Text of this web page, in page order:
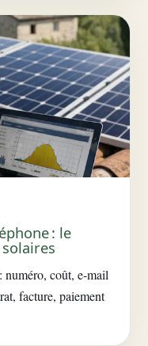
: le
coût, e-mail
facture, paiement